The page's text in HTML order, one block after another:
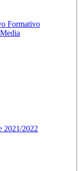
Formativo
2021/2022